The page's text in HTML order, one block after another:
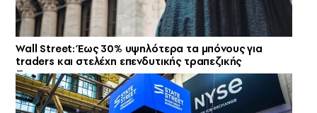
Wall Street: Έως 30% υψηλότερα τα μπόνους για
traders και στελέχη επενδυτικής τραπεζικής